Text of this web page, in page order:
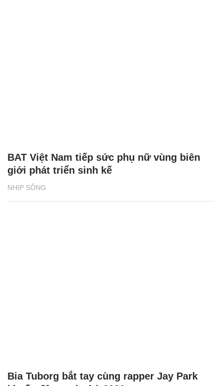
Chăm sóc sức khỏe cần thực hiện
ngay khi cơ thể còn khỏe
BAT Việt Nam tiếp sức phụ nữ vùng biên